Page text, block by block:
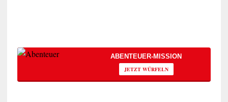
ABENTEUER-MISSION
JETZT WÜRFELN